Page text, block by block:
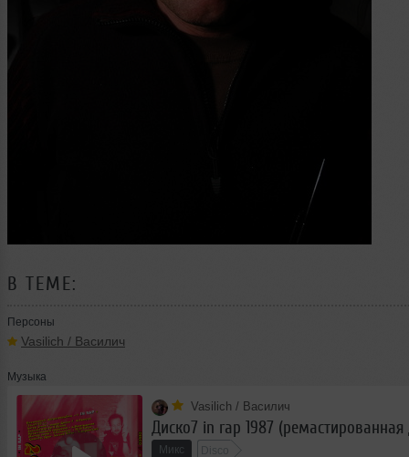
В ТЕМЕ:
Персоны
Vasilich / Василич
Музыка
Vasilich / Василич
Микс Disco